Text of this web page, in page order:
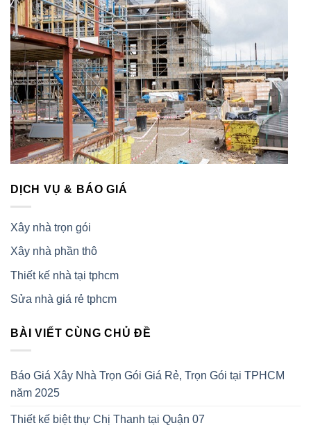
DỊCH VỤ & BÁO GIÁ
Xây nhà trọn gói
Xây nhà phần thô
Thiết kế nhà tại tphcm
Sửa nhà giá rẻ tphcm
BÀI VIẾT CÙNG CHỦ ĐỀ
Báo Giá Xây Nhà Trọn Gói Giá Rẻ, Trọn Gói tại TPHCM
năm 2025
Thiết kế biệt thự Chị Thanh tại Quận 07